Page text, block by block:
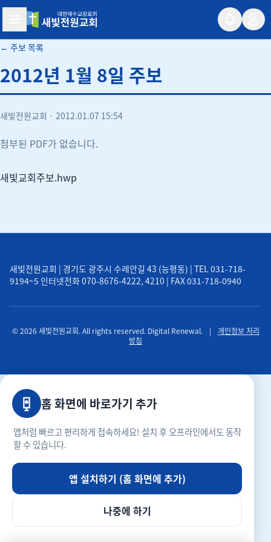
새빛전원교회
← 주보 목록
2012년 1월 8일 주보
새빛전원교회 · 2012.01.07 15:54
첨부된 PDF가 없습니다.
새빛교회주보.hwp
새빛전원교회 | 경기도 광주시 수레안길 43 (능평동) | TEL 031-718-
9194~5 인터넷전화 070-8676-4222, 4210 | FAX 031-718-0940
© 2026 새빛전원교회. All rights reserved. Digital Renewal. |
개인정보 처리
방침
홈 화면에 바로가기 추가
앱처럼 빠르고 편리하게 접속하세요! 설치 후 오프라인에서도 동작
할 수 있습니다.
앱 설치하기 (홈 화면에 추가)
나중에 하기